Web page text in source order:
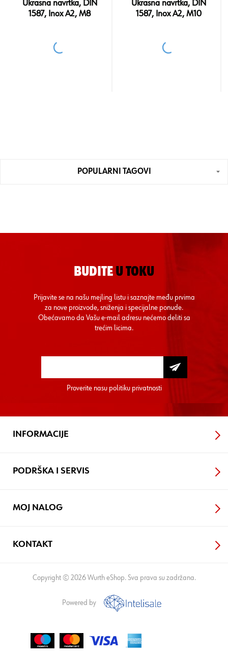
Ukrasna navrtka, DIN
1587, Inox A2, M8
Ukrasna navrtka, DIN
1587, Inox A2, M10
POPULARNI TAGOVI
BUDITE U TOKU
Prijavite se na našu mejling listu i saznajte među prvima
za nove proizvode, sniženja i specijalne ponude.
Obećavamo da Vašu e-mail adresu nećemo deliti sa
trećim licima.
Proverite nasu politiku privatnosti
INFORMACIJE
PODRŠKA I SERVIS
MOJ NALOG
KONTAKT
Copyright © 2026 Wurth eShop. Sva prava su zadržana.
Powered by